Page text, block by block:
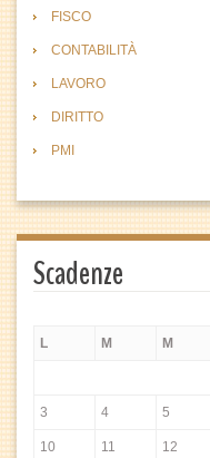
FISCO
CONTABILITÀ
LAVORO
DIRITTO
PMI
Scadenze
L
M M
3 4 5
10 11 12